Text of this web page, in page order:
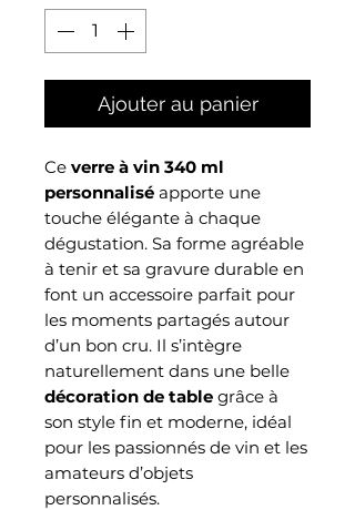
Ajouter au panier
Ce verre à vin 340 ml
personnalisé apporte une
touche élégante à chaque
dégustation. Sa forme agréable
à tenir et sa gravure durable en
font un accessoire parfait pour
les moments partagés autour
d’un bon cru. Il s’intègre
naturellement dans une belle
décoration de table grâce à
son style fin et moderne, idéal
pour les passionnés de vin et les
amateurs d’objets
personnalisés.